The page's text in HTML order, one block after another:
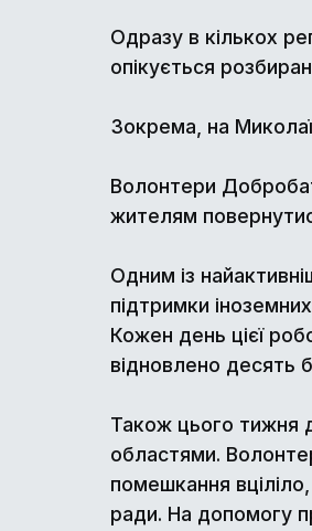
Одразу в кількох
опікується
Зокрема, на
Волонтери
жителям
Одним із
підтримки
Кожен день цієї
відновлено десять
Також цього тижня
областями.
помешкання
ради. На допомогу